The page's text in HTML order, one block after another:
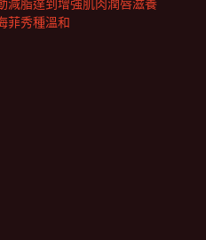
減脂達到增強肌肉潤唇滋養
菲秀種溫和